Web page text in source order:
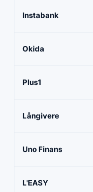
Instabank
Okida
Plus1
Långivere
Uno Finans
L'EASY